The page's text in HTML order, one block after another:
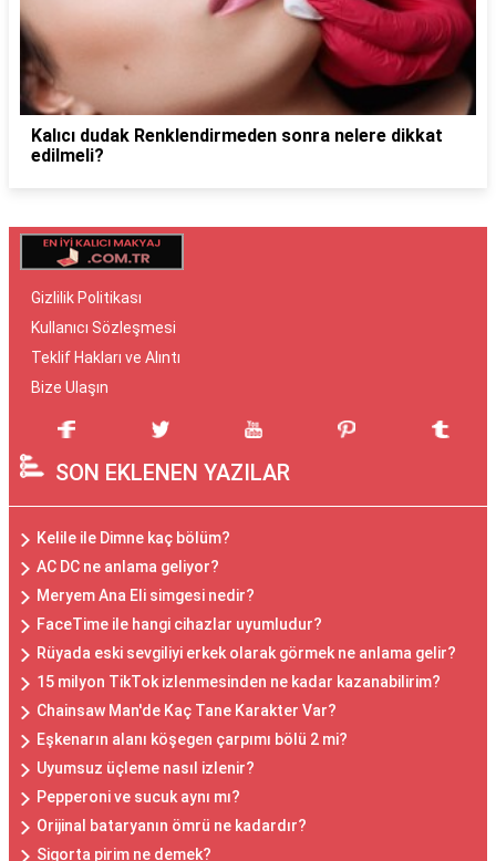
Kalıcı dudak Renklendirmeden sonra nelere dikkat
edilmeli?
Gizlilik Politikası
Kullanıcı Sözleşmesi
Teklif Hakları ve Alıntı
Bize Ulaşın
SON EKLENEN YAZILAR
Kelile ile Dimne kaç bölüm?
AC DC ne anlama geliyor?
Meryem Ana Eli simgesi nedir?
FaceTime ile hangi cihazlar uyumludur?
Rüyada eski sevgiliyi erkek olarak görmek ne anlama gelir?
15 milyon TikTok izlenmesinden ne kadar kazanabilirim?
Chainsaw Man'de Kaç Tane Karakter Var?
Eşkenarın alanı köşegen çarpımı bölü 2 mi?
Uyumsuz üçleme nasıl izlenir?
Pepperoni ve sucuk aynı mı?
Orijinal bataryanın ömrü ne kadardır?
Sigorta pirim ne demek?